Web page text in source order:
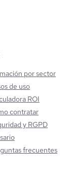
por sector
de uso
ROI
contratar
y RGPD
frecuentes